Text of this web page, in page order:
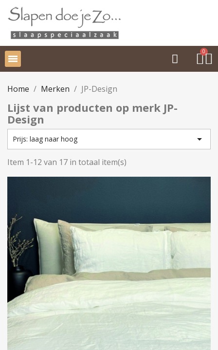
Home Merken JP-Design
Lijst van producten op merk JP-
Design
Prijs: laag naar hoog 
Item 1-12 van 17 in totaal item(s)